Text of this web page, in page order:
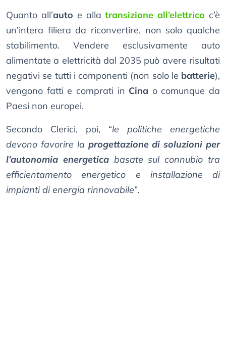
Quanto all’auto e allatransizione all’elettrico c’è
un’intera filiera da riconvertire, non solo qualche
stabilimento. Vendere esclusivamente auto
alimentate a elettricità dal 2035 può avere risultati
negativi se tutti i componenti (non solo le batterie),
vengono fatti e comprati in Cina o comunque da
Paesi non europei.
Secondo Clerici, poi, “le politiche energetiche
devono favorire la progettazione di soluzioni per
l’autonomia energeticabasate sul connubio tra
efficientamento energetico e installazione di
impianti di energia rinnovabile”.